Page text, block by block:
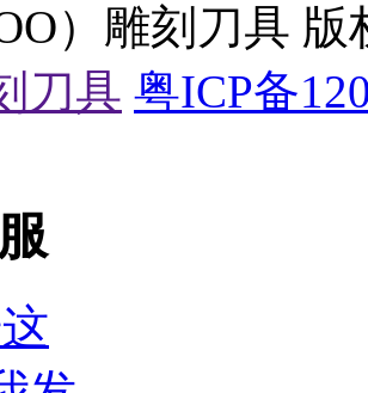
）雕刻刀具
刀具 粤ICP备